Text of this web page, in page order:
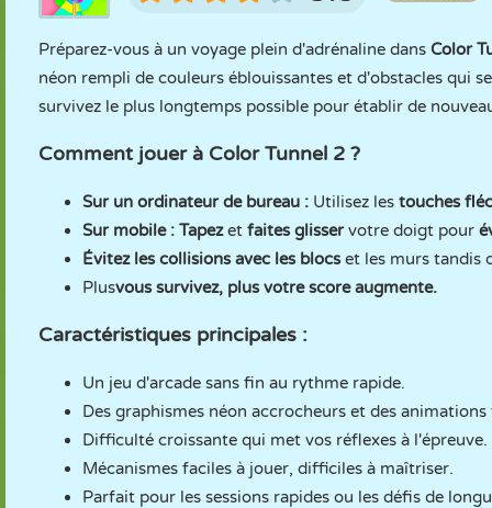
Préparez-vous à un voyage plein d'adrénaline dans Color
néon rempli de couleurs éblouissantes et d'obstacles qui
survivez le plus longtemps possible pour établir de
Comment jouer à Color Tunnel 2 ?
Sur un ordinateur de bureau : Utilisez les touches
Sur mobile : Tapezet faites glisservotre doigt pour
Évitez les collisions avec les blocset les murs tandis
Plusvous survivez, plus votre score augmente.
Caractéristiques principales :
Un jeu d'arcade sans fin au rythme rapide.
Des graphismes néon accrocheurs et des
Difficulté croissante qui met vos réflexes à l'épreuve.
Mécanismes faciles à jouer, difficiles à maîtriser.
Parfait pour les sessions rapides ou les défis de